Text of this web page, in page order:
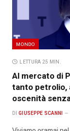
MONDO
LETTURA 25 MIN.
Al mercato di
tanto petrolio,
oscenità
DI GIUSEPPE SCANNI